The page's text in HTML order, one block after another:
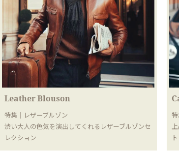
Leather Blouson
特集｜レザーブルゾン
渋い大人の色気を演出してくれるレザーブルゾンセ
レクション
ト